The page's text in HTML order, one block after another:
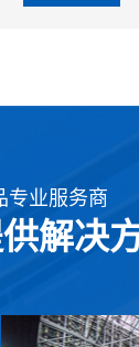
专业服务商
解决